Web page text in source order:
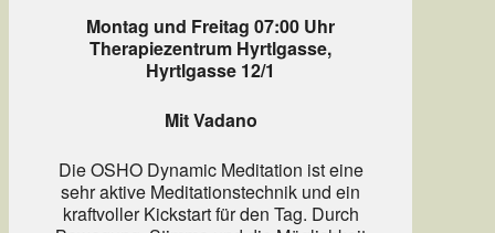
Montag und Freitag 07:00 Uhr
Therapiezentrum Hyrtlgasse,
Hyrtlgasse 12/1
Mit Vadano
Die OSHO Dynamic Meditation ist eine
sehr aktive Meditationstechnik und ein
kraftvoller Kickstart für den Tag. Durch